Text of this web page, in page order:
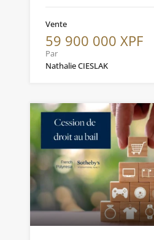
Vente
59 900 000 XPF
Par
Nathalie CIESLAK